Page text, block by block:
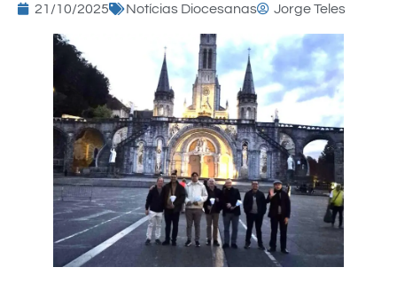
21/10/2025 Notícias Diocesanas Jorge Teles